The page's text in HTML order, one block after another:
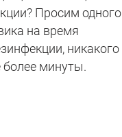
Просим
на время
никакого
более минуты.